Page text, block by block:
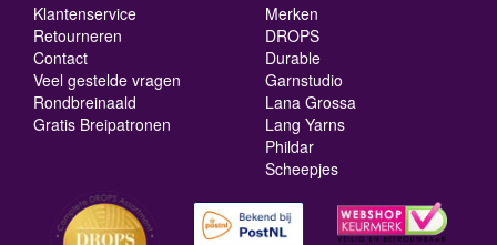
Klantenservice
Retourneren
Contact
Veel gestelde vragen
Rondbreinaald
Gratis Breipatronen
Merken
DROPS
Durable
Garnstudio
Lana Grossa
Lang Yarns
Phildar
Scheepjes